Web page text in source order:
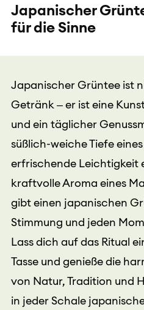
Japanischer
für die Sinne
Japanischer Grüntee ist
Getränk – er ist eine
und ein täglicher
süßlich-weiche Tiefe
erfrischende Leichtigkeit
kraftvolle Aroma eines
gibt einen japanischen
Stimmung und jeden
Lass dich auf das Ritual
Tasse und genieße die
von Natur, Tradition und
in jeder Schale